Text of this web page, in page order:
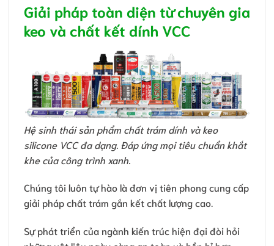
Giải pháp toàn diện từ chuyên gia
keo và chất kết dính VCC
Hệ sinh thái sản phẩm chất trám dính và keo
silicone VCC đa dạng. Đáp ứng mọi tiêu chuẩn khắt
khe của công trình xanh.
Chúng tôi luôn tự hào là đơn vị tiên phong cung cấp
giải pháp chất trám gắn kết chất lượng cao.
Sự phát triển của ngành kiến trúc hiện đại đòi hỏi